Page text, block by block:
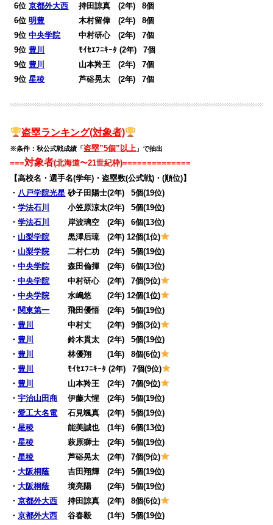
06位京都外大西 持田諒真 (2年) 08個
06位 明豊 木村留偉 (2年) 08個
09位中央学院 中村研心 (2年) 07個
09位 豊川 ﾓｲｾｴﾌﾆｷｰﾀ (2年) 07個
09位 豊川 山本羚王 (2年) 07個
09位星稜 芦硲晃太 (2年) 07個
盗塁ランキング(対象者)
※条件：秋公式戦成績「盗塁”5個”以上 」で抽出
===対象者(北海道〜21世紀枠)==============
【高校名・選手名(学年)・盗塁数(公式戦)・(順位)】
・ 八戸学院光星 砂子田陽士(2年) 05個(19位)
・学法石川 小笠原涼太(2年) 05個(19位)
・学法石川 岸波璃空 (2年) 06個(13位)
・ 山梨学院 黒澤后琉 (2年) 12個(1位)
・ 山梨学院 二村仁功 (2年) 05個(19位)
・中央学院 森田倫揮 (2年) 06個(13位)
・中央学院 中村研心 (2年) 07個(9位)
・中央学院 水嶋悠 (2年) 12個(1位)
・ 関東第一 飛田優悟 (2年) 05個(19位)
・豊川 中村丈 (2年) 09個(3位)
・豊川 鈴木貫太 (2年) 05個(19位)
・豊川 林優翔 (1年) 08個(6位)
・豊川 ﾓｲｾｴﾌﾆｷｰﾀ (2年) 07個(9位)
・豊川 山本羚王 (2年) 07個(9位)
・宇治山田商 伊藤大惺 (2年) 05個(19位)
・愛工大名電 石見颯真 (2年) 05個(19位)
・星稜 能美誠也 (1年) 06個(13位)
・星稜 萩原獅士 (2年) 05個(19位)
・星稜 芦硲晃太 (2年) 07個(9位)
・大阪桐蔭 吉田翔輝 (2年) 05個(19位)
・大阪桐蔭 境亮陽 (2年) 05個(19位)
・京都外大西 持田諒真 (2年) 08個(6位)
・京都外大西 谷春毅 (1年) 05個(19位)